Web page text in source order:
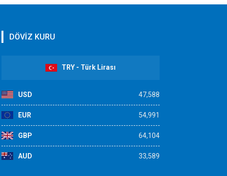
DÖVİZ KURU
TRY - Türk Lirası
USD 47,588
EUR 54,991
GBP 64,104
AUD 33,589